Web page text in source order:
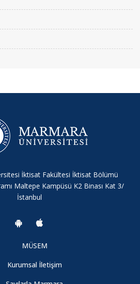
İktisat Fakültesi İktisat Bölümü
Maltepe Kampüsü K2 Binası Kat 3/
İstanbul
MÜSEM
Kurumsal İletişim